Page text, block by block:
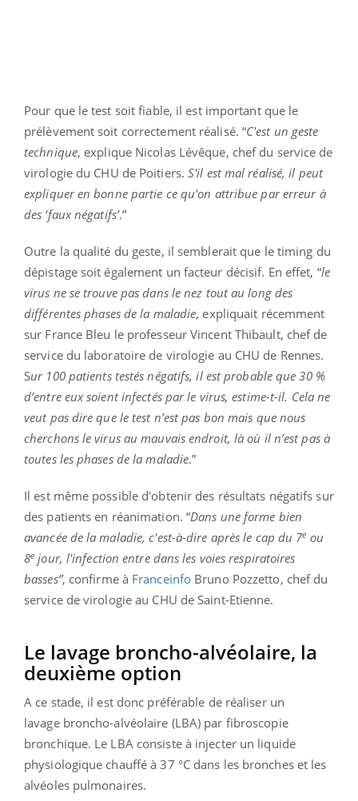
Pour que le test soit fiable, il est important que le
prélèvement soit correctement réalisé. “C'est un geste
technique, explique Nicolas Lévêque, chef du service de
virologie du CHU de Poitiers.S'il est mal réalisé, il peut
expliquer en bonne partie ce qu'on attribue par erreur à
des ‘faux négatifs’.”
Outre la qualité du geste, il semblerait que le timing du
dépistage soit également un facteur décisif. En effet, “le
virus ne se trouve pas dans le nez tout au long des
différentes phases de la maladie, expliquait récemment
sur France Bleu le professeur Vincent Thibault, chef de
service du laboratoire de virologie au CHU de Rennes.
Sur 100 patients testés négatifs, il est probable que 30 %
d’entre eux soient infectés par le virus, estime-t-il. Cela ne
veut pas dire que le test n’est pas bon mais que nous
cherchons le virus au mauvais endroit, là où il n’est pas à
toutes les phases de la maladie.”
Il est même possible d'obtenir des résultats négatifs sur
des patients en réanimation. “Dans une forme bien
avancée de la maladie, c'est-à-dire après le cap du 7e ou
8e jour, l'infection entre dans les voies respiratoires
basses”, confirme à Franceinfo Bruno Pozzetto, chef du
service de virologie au CHU de Saint-Etienne.
Le lavage broncho-alvéolaire, la
deuxième option
A ce stade, il est donc préférable de réaliser un
lavage broncho-alvéolaire (LBA) par fibroscopie
bronchique. Le LBA consiste à injecter un liquide
physiologique chauffé à 37 °C dans les bronches et les
alvéoles pulmonaires.